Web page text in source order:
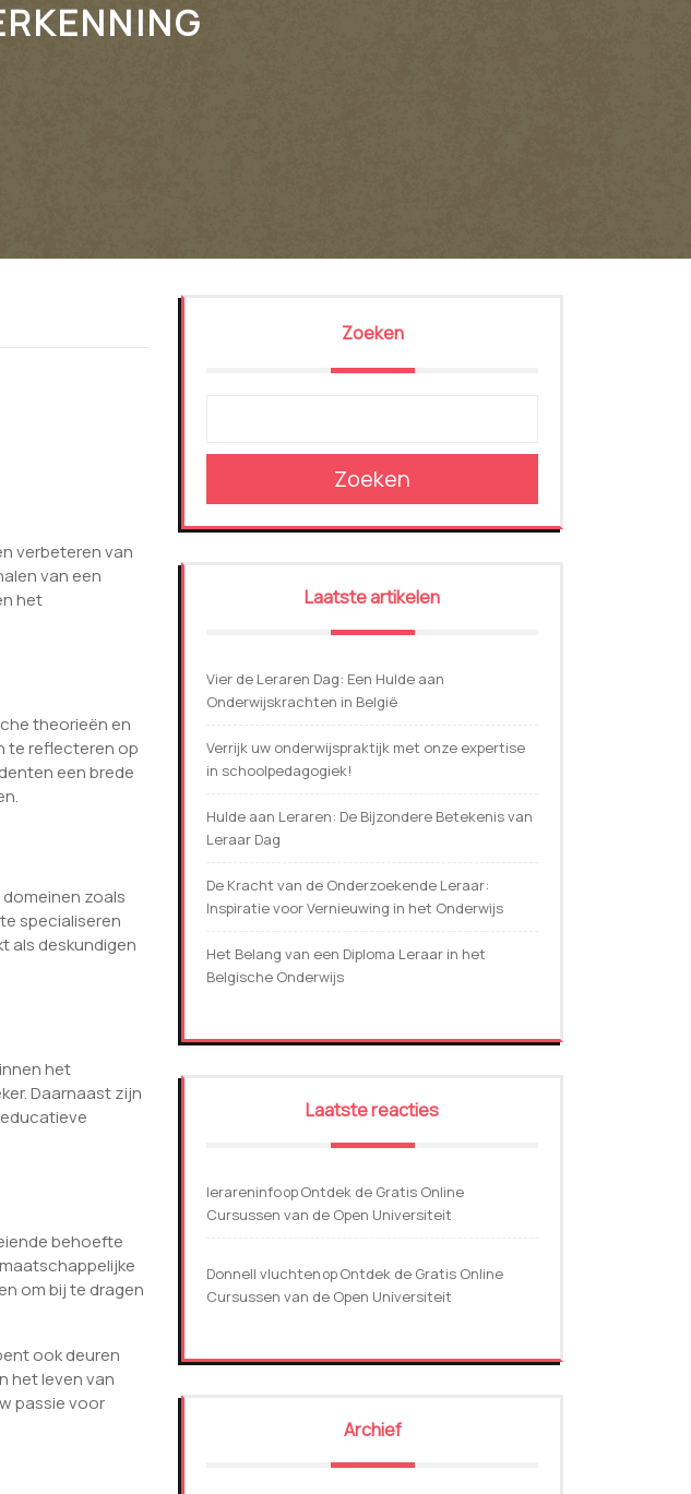
verbeteren van
van een
het
theorieën en
te reflecteren op
een brede
zoals
specialiseren
als deskundigen
het
Daarnaast zijn
behoefte
om bij te dragen
ook deuren
het leven van
passie voor
Zoeken
Zoeken
Laatste artikelen
Vier de Leraren Dag: Een Hulde aan
Onderwijskrachten in België
Verrijk uw onderwijspraktijk met onze expertise
in schoolpedagogiek!
Hulde aan Leraren: De Bijzondere Betekenis van
Leraar Dag
De Kracht van de Onderzoekende Leraar:
Inspiratie voor Vernieuwing in het Onderwijs
Het Belang van een Diploma Leraar in het
Belgische Onderwijs
Laatste reacties
lerareninfoopOntdek de Gratis Online
Cursussen van de Open Universiteit
Donnell vluchtenopOntdek de Gratis Online
Cursussen van de Open Universiteit
Archief